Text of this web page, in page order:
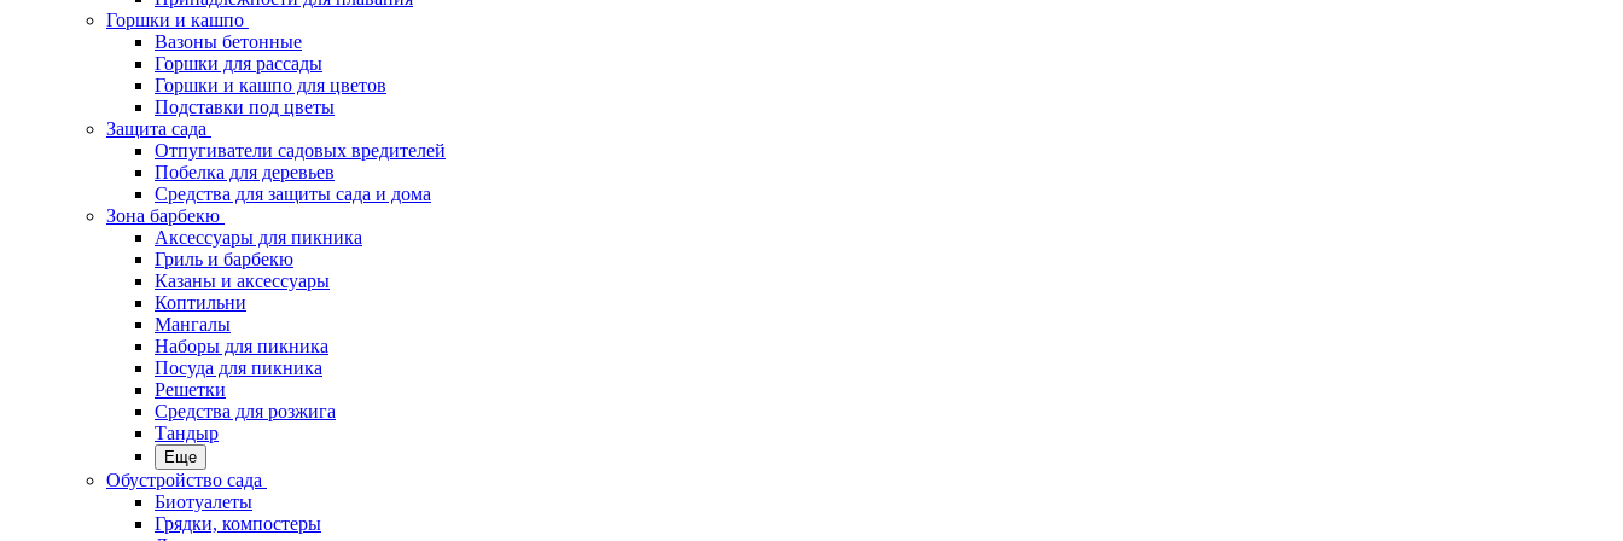
Горшки и кашпо
Вазоны бетонные
Горшки для рассады
Горшки и кашпо для цветов
Подставки под цветы
Защита сада
Отпугиватели садовых вредителей
Побелка для деревьев
Средства для защиты сада и дома
Зона барбекю
Аксессуары для пикника
Гриль и барбекю
Казаны и аксессуары
Коптильни
Мангалы
Наборы для пикника
Посуда для пикника
Решетки
Средства для розжига
Тандыр
Еще
Обустройство сада
Биотуалеты
Грядки, компостеры